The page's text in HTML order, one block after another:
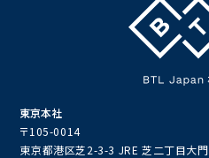
東京本社
〒105-0014
東京都港区芝2-3-3 JRE 芝二丁目大